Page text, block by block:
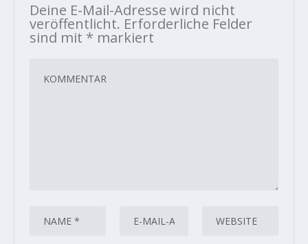
Deine E-Mail-Adresse wird nicht
veröffentlicht. Erforderliche Felder
sind mit * markiert